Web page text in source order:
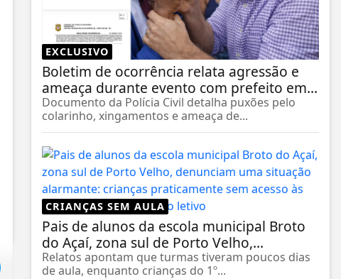
EXCLUSIVO
Boletim de ocorrência relata agressão e
ameaça durante evento com prefeito em...
Documento da Polícia Civil detalha puxões pelo
colarinho, xingamentos e ameaça de...
CRIANÇAS SEM AULA
Pais de alunos da escola municipal Broto
do Açaí, zona sul de Porto Velho,...
Relatos apontam que turmas tiveram poucos dias
de aula, enquanto crianças do 1º...